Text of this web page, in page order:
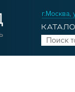
г.Москва,